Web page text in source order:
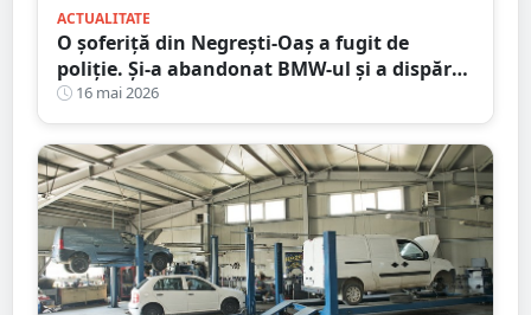
ACTUALITATE
O șoferiță din Negrești-Oaș a fugit de
poliție. Și-a abandonat BMW-ul și a dispărut
printre blocuri
16 mai 2026